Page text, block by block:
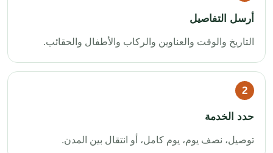
أرسل التفاصيل
التاريخ والوقت والعناوين والركاب والأطفال والحقائب.
حدد الخدمة
توصيل، نصف يوم، يوم كامل، أو انتقال بين المدن.